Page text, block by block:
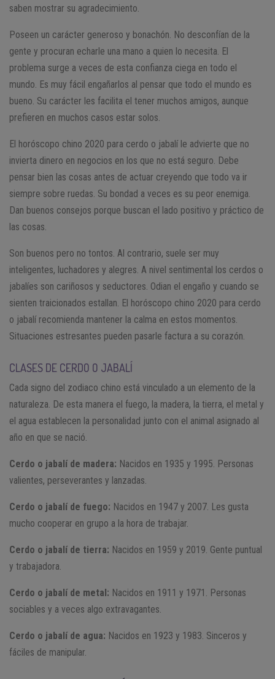
saben mostrar su agradecimiento.
Poseen un carácter generoso y bonachón. No desconfían de la
gente y procuran echarle una mano a quien lo necesita. El
problema surge a veces de esta confianza ciega en todo el
mundo. Es muy fácil engañarlos al pensar que todo el mundo es
bueno. Su carácter les facilita el tener muchos amigos, aunque
prefieren en muchos casos estar solos.
El horóscopo chino 2020 para cerdo o jabalí le advierte que no
invierta dinero en negocios en los que no está seguro. Debe
pensar bien las cosas antes de actuar creyendo que todo va ir
siempre sobre ruedas. Su bondad a veces es su peor enemiga.
Dan buenos consejos porque buscan el lado positivo y práctico de
las cosas.
Son buenos pero no tontos. Al contrario, suele ser muy
inteligentes, luchadores y alegres. A nivel sentimental los cerdos o
jabalíes son cariñosos y seductores. Odian el engaño y cuando se
sienten traicionados estallan. El horóscopo chino 2020 para cerdo
o jabalí recomienda mantener la calma en estos momentos.
Situaciones estresantes pueden pasarle factura a su corazón.
CLASES DE CERDO O JABALÍ
Cada signo del zodiaco chino está vinculado a un elemento de la
naturaleza. De esta manera el fuego, la madera, la tierra, el metal y
el agua establecen la personalidad junto con el animal asignado al
año en que se nació.
Cerdo o jabalí de madera: Nacidos en 1935 y 1995. Personas
valientes, perseverantes y lanzadas.
Cerdo o jabalí de fuego: Nacidos en 1947 y 2007. Les gusta
mucho cooperar en grupo a la hora de trabajar.
Cerdo o jabalí de tierra: Nacidos en 1959 y 2019. Gente puntual
y trabajadora.
Cerdo o jabalí de metal: Nacidos en 1911 y 1971. Personas
sociables y a veces algo extravagantes.
Cerdo o jabalí de agua: Nacidos en 1923 y 1983. Sinceros y
fáciles de manipular.